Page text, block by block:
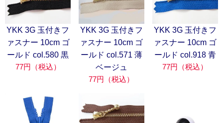
YKK 3G 玉付きフ
ァスナー 10cm ゴ
ールド col.580 黒
77円（税込）
YKK 3G 玉付きフ
ァスナー 10cm ゴ
ールド col.571 薄
ベージュ
77円（税込）
YKK 3G 玉付きフ
ァスナー 10cm ゴ
ールド col.918 青
77円（税込）